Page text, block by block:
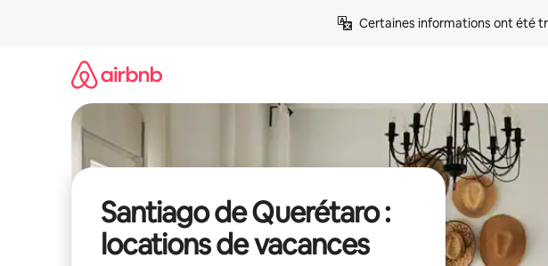
Certaines informations ont été
Santiago de Querétaro :
locations de vacances